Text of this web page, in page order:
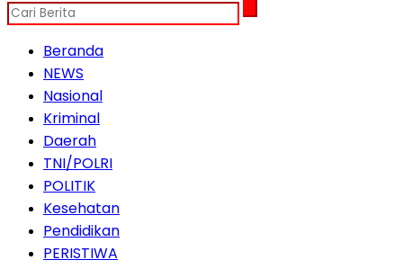
Beranda
NEWS
Nasional
Kriminal
Daerah
TNI/POLRI
POLITIK
Kesehatan
Pendidikan
PERISTIWA